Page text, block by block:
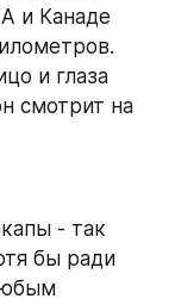
и Канаде
и глаза
смотрит на
- так
бы ради